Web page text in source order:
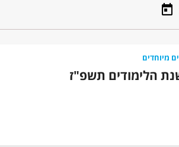
מיוחדים
הלימודים תשפ"ז